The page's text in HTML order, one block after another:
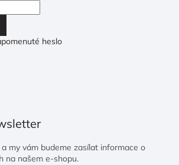
heslo
my vám budeme zasílat informace o
na našem e-shopu.